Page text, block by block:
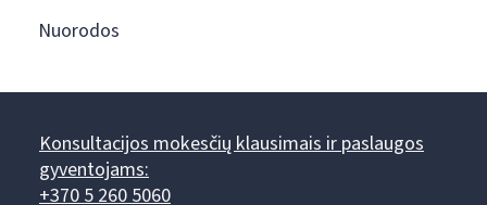
Nuorodos
Konsultacijos mokesčių klausimais ir paslaugos
gyventojams:
+370 5 260 5060